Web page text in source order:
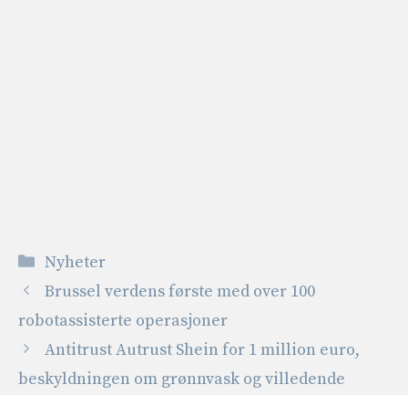
Kategorier
Nyheter
Brussel verdens første med over 100
robotassisterte operasjoner
Antitrust Autrust Shein for 1 million euro,
beskyldningen om grønnvask og villedende